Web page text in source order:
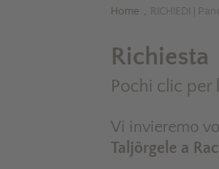
Home . RICHIEDI |
Richiesta
Pochi clic per
Vi invieremo
Taljörgele a